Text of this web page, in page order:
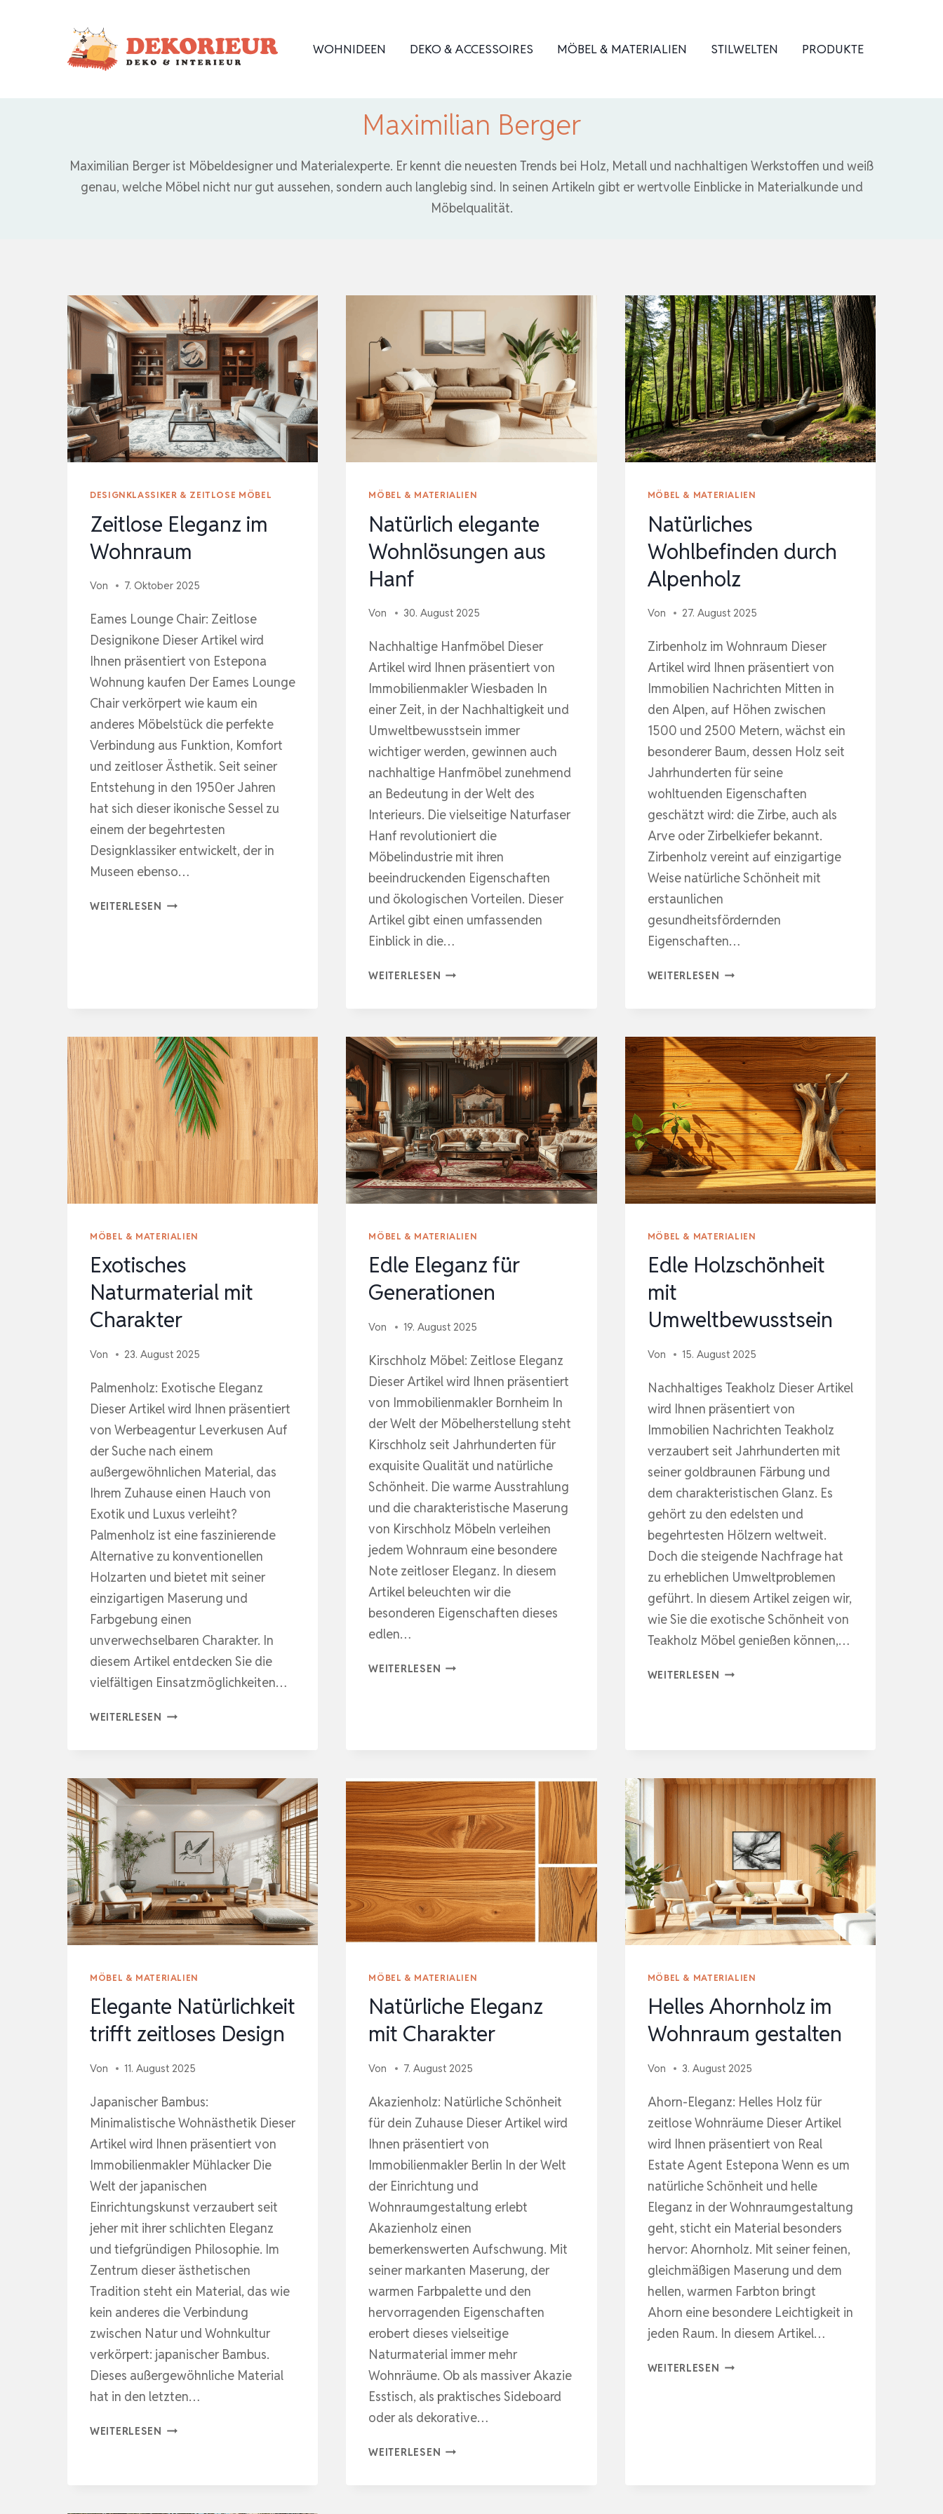
WOHNIDEEN DEKO & ACCESSOIRES MÖBEL & MATERIALIEN STILWELTEN PRODUKTE
Maximilian Berger
Maximilian Berger ist Möbeldesigner und Materialexperte. Er kennt die neuesten Trends bei Holz, Metall und nachhaltigen Werkstoffen und weiß
genau, welche Möbel nicht nur gut aussehen, sondern auch langlebig sind. In seinen Artikeln gibt er wertvolle Einblicke in Materialkunde und
Möbelqualität.
DESIGNKLASSIKER & ZEITLOSE MÖBEL
Zeitlose Eleganz im
Wohnraum
Von 7. Oktober 2025
Eames Lounge Chair: Zeitlose
Designikone Dieser Artikel wird
Ihnen präsentiert von Estepona
Wohnung kaufen Der Eames Lounge
Chair verkörpert wie kaum ein
anderes Möbelstück die perfekte
Verbindung aus Funktion, Komfort
und zeitloser Ästhetik. Seit seiner
Entstehung in den 1950er Jahren
hat sich dieser ikonische Sessel zu
einem der begehrtesten
Designklassiker entwickelt, der in
Museen ebenso…
WEITERLESEN ZEITLOSE
MÖBEL & MATERIALIEN
Natürlich elegante
Wohnlösungen aus
Hanf
Von 30. August 2025
Nachhaltige Hanfmöbel Dieser
Artikel wird Ihnen präsentiert von
Immobilienmakler Wiesbaden In
einer Zeit, in der Nachhaltigkeit und
Umweltbewusstsein immer
wichtiger werden, gewinnen auch
nachhaltige Hanfmöbel zunehmend
an Bedeutung in der Welt des
Interieurs. Die vielseitige Naturfaser
Hanf revolutioniert die
Möbelindustrie mit ihren
beeindruckenden Eigenschaften
und ökologischen Vorteilen. Dieser
Artikel gibt einen umfassenden
Einblick in die…
WEITERLESEN NATÜRLICH
AUS
HANF
MÖBEL & MATERIALIEN
Natürliches
Wohlbefinden durch
Alpenholz
Von 27. August 2025
Zirbenholz im Wohnraum Dieser
Artikel wird Ihnen präsentiert von
Immobilien Nachrichten Mitten in
den Alpen, auf Höhen zwischen
1500 und 2500 Metern, wächst ein
besonderer Baum, dessen Holz seit
Jahrhunderten für seine
wohltuenden Eigenschaften
geschätzt wird: die Zirbe, auch als
Arve oder Zirbelkiefer bekannt.
Zirbenholz vereint auf einzigartige
Weise natürliche Schönheit mit
erstaunlichen
gesundheitsfördernden
Eigenschaften…
WEITERLESEN NATÜRLICHES
ALPENHOLZ
MÖBEL & MATERIALIEN
Exotisches
Naturmaterial mit
Charakter
Von 23. August 2025
Palmenholz: Exotische Eleganz
Dieser Artikel wird Ihnen präsentiert
von Werbeagentur Leverkusen Auf
der Suche nach einem
außergewöhnlichen Material, das
Ihrem Zuhause einen Hauch von
Exotik und Luxus verleiht?
Palmenholz ist eine faszinierende
Alternative zu konventionellen
Holzarten und bietet mit seiner
einzigartigen Maserung und
Farbgebung einen
unverwechselbaren Charakter. In
diesem Artikel entdecken Sie die
vielfältigen Einsatzmöglichkeiten…
WEITERLESEN EXOTISCHES
CHARAKTER
MÖBEL & MATERIALIEN
Edle Eleganz für
Generationen
Von 19. August 2025
Kirschholz Möbel: Zeitlose Eleganz
Dieser Artikel wird Ihnen präsentiert
von Immobilienmakler Bornheim In
der Welt der Möbelherstellung steht
Kirschholz seit Jahrhunderten für
exquisite Qualität und natürliche
Schönheit. Die warme Ausstrahlung
und die charakteristische Maserung
von Kirschholz Möbeln verleihen
jedem Wohnraum eine besondere
Note zeitloser Eleganz. In diesem
Artikel beleuchten wir die
besonderen Eigenschaften dieses
edlen…
WEITERLESEN EDLE
MÖBEL & MATERIALIEN
Edle Holzschönheit
mit
Umweltbewusstsein
Von 15. August 2025
Nachhaltiges Teakholz Dieser Artikel
wird Ihnen präsentiert von
Immobilien Nachrichten Teakholz
verzaubert seit Jahrhunderten mit
seiner goldbraunen Färbung und
dem charakteristischen Glanz. Es
gehört zu den edelsten und
begehrtesten Hölzern weltweit.
Doch die steigende Nachfrage hat
zu erheblichen Umweltproblemen
geführt. In diesem Artikel zeigen wir,
wie Sie die exotische Schönheit von
Teakholz Möbel genießen können,…
WEITERLESEN EDLE
MÖBEL & MATERIALIEN
Elegante Natürlichkeit
trifft zeitloses Design
Von 11. August 2025
Japanischer Bambus:
Minimalistische Wohnästhetik Dieser
Artikel wird Ihnen präsentiert von
Immobilienmakler Mühlacker Die
Welt der japanischen
Einrichtungskunst verzaubert seit
jeher mit ihrer schlichten Eleganz
und tiefgründigen Philosophie. Im
Zentrum dieser ästhetischen
Tradition steht ein Material, das wie
kein anderes die Verbindung
zwischen Natur und Wohnkultur
verkörpert: japanischer Bambus.
Dieses außergewöhnliche Material
hat in den letzten…
WEITERLESEN ELEGANTE
MÖBEL & MATERIALIEN
Natürliche Eleganz
mit Charakter
Von 7. August 2025
Akazienholz: Natürliche Schönheit
für dein Zuhause Dieser Artikel wird
Ihnen präsentiert von
Immobilienmakler Berlin In der Welt
der Einrichtung und
Wohnraumgestaltung erlebt
Akazienholz einen
bemerkenswerten Aufschwung. Mit
seiner markanten Maserung, der
warmen Farbpalette und den
hervorragenden Eigenschaften
erobert dieses vielseitige
Naturmaterial immer mehr
Wohnräume. Ob als massiver Akazie
Esstisch, als praktisches Sideboard
oder als dekorative…
WEITERLESEN NATÜRLICHE
MÖBEL & MATERIALIEN
Helles Ahornholz im
Wohnraum gestalten
Von 3. August 2025
Ahorn-Eleganz: Helles Holz für
zeitlose Wohnräume Dieser Artikel
wird Ihnen präsentiert von Real
Estate Agent Estepona Wenn es um
natürliche Schönheit und helle
Eleganz in der Wohnraumgestaltung
geht, sticht ein Material besonders
hervor: Ahornholz. Mit seiner feinen,
gleichmäßigen Maserung und dem
hellen, warmen Farbton bringt
Ahorn eine besondere Leichtigkeit in
jeden Raum. In diesem Artikel…
WEITERLESEN HELLES